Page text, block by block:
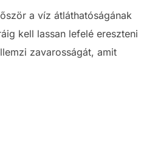
a víz átláthatóságának
kell lassan lefelé ereszteni
zavarosságát, amit